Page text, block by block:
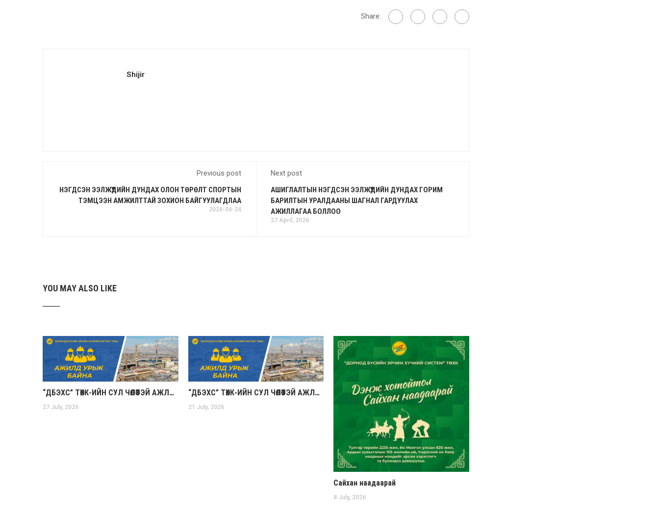
Share:
Shijir
Previous post
НЭГДСЭН ЭЭЛЖҮҮДИЙН ДУНДАХ ОЛОН ТӨРӨЛТ СПОРТЫН
ТЭМЦЭЭН АМЖИЛТТАЙ ЗОХИОН БАЙГУУЛАГДЛАА
2026-04-24
Next post
АШИГЛАЛТЫН НЭГДСЭН ЭЭЛЖҮҮДИЙН ДУНДАХ ГОРИМ
БАРИЛТЫН УРАЛДААНЫ ШАГНАЛ ГАРДУУЛАХ
АЖИЛЛАГАА БОЛЛОО
27 April, 2026
YOU MAY ALSO LIKE
“ДБЭХС” ТӨХК-ИЙН СУЛ ЧӨЛӨӨТЭЙ АЖЛЫН БАЙРНЫ МЭДЭЭ (2026.07.27)
27 July, 2026
“ДБЭХС” ТӨХК-ИЙН СУЛ ЧӨЛӨӨТЭЙ АЖЛЫН БАЙРНЫ МЭДЭЭ (2026.07.21)
21 July, 2026
Сайхан наадаарай
8 July, 2026